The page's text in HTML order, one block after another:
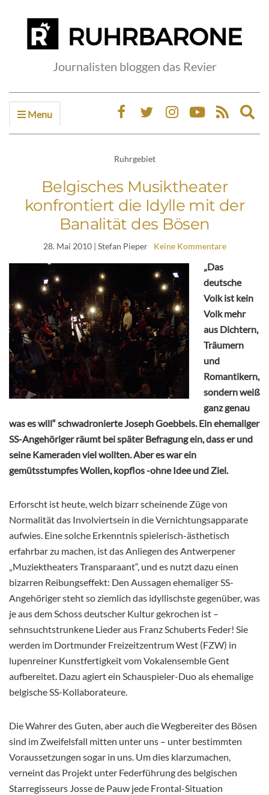
Journalisten bloggen das Revier
Menu
Ruhrgebiet
Belgisches Musiktheater
konfrontiert die Idylle mit der
Banalität des Bösen
28. Mai 2010| Stefan Pieper Keine Kommentare
„Das
deutsche
Volk ist kein
Volk mehr
aus Dichtern,
Träumern
und
Romantikern,
sondern weiß
ganz genau
was es will“ schwadronierte Joseph Goebbels. Ein ehemaliger
SS-Angehöriger räumt bei später Befragung ein, dass er und
seine Kameraden viel wollten. Aber es war ein
gemütsstumpfes Wollen, kopflos -ohne Idee und Ziel.
Erforscht ist heute, welch bizarr scheinende Züge von
Normalität das Involviertsein in die Vernichtungsapparate
aufwies. Eine solche Erkenntnis spielerisch-ästhetisch
erfahrbar zu machen, ist das Anliegen des Antwerpener
„Muziektheaters Transparaant“, und es nutzt dazu einen
bizarren Reibungseffekt: Den Aussagen ehemaliger SS-
Angehöriger steht so ziemlich das idyllischste gegenüber, was
je aus dem Schoss deutscher Kultur gekrochen ist –
sehnsuchtstrunkene Lieder aus Franz Schuberts Feder! Sie
werden im Dortmunder Freizeitzentrum West (FZW) in
lupenreiner Kunstfertigkeit vom Vokalensemble Gent
aufbereitet. Dazu agiert ein Schauspieler-Duo als ehemalige
belgische SS-Kollaborateure.
Die Wahrer des Guten, aber auch die Wegbereiter des Bösen
sind im Zweifelsfall mitten unter uns – unter bestimmten
Voraussetzungen sogar in uns. Um dies klarzumachen,
verneint das Projekt unter Federführung des belgischen
Starregisseurs Josse de Pauw jede Frontal-Situation